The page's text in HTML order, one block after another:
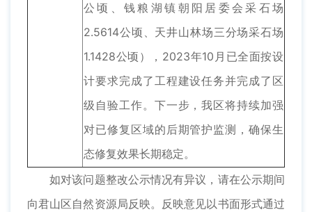
公顷、钱粮湖镇朝阳居委会采石场
2.5614公顷、天井山林场三分场采石场
1.1428公顷），2023年10月已全面按设
计要求完成了工程建设任务并完成了区
级自验工作。下一步，我区将持续加强
对已修复区域的后期管护监测，确保生
态修复效果长期稳定。
如对该问题整改公示情况有异议，请在公示期间
向君山区自然资源局反映。反映意见以书面形式通过